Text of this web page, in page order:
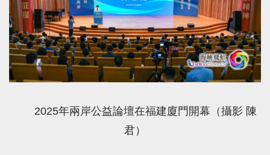
2025年兩岸公益論壇在福建廈門開幕（攝影 陳
君）